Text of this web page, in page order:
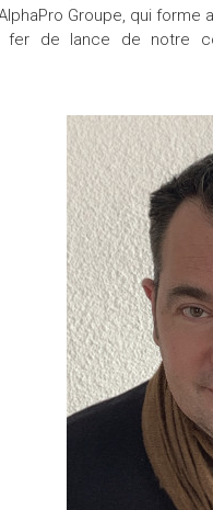
Groupe, qui forme
fer de lance de notre